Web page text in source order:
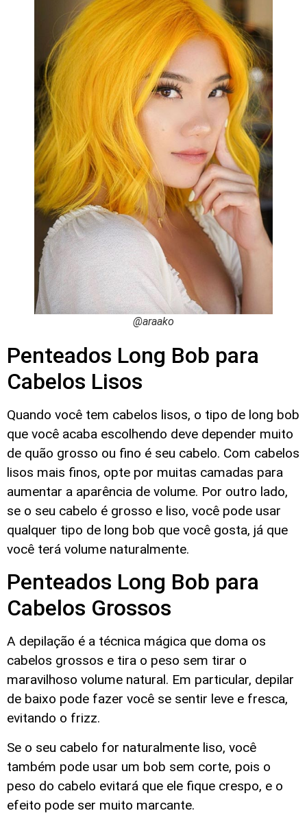
@araako
Penteados Long Bob para
Cabelos Lisos
Quando você tem cabelos lisos, o tipo de long bob
que você acaba escolhendo deve depender muito
de quão grosso ou fino é seu cabelo. Com cabelos
lisos mais finos, opte por muitas camadas para
aumentar a aparência de volume. Por outro lado,
se o seu cabelo é grosso e liso, você pode usar
qualquer tipo de long bob que você gosta, já que
você terá volume naturalmente.
Penteados Long Bob para
Cabelos Grossos
A depilação é a técnica mágica que doma os
cabelos grossos e tira o peso sem tirar o
maravilhoso volume natural. Em particular, depilar
de baixo pode fazer você se sentir leve e fresca,
evitando o frizz.
Se o seu cabelo for naturalmente liso, você
também pode usar um bob sem corte, pois o
peso do cabelo evitará que ele fique crespo, e o
efeito pode ser muito marcante.